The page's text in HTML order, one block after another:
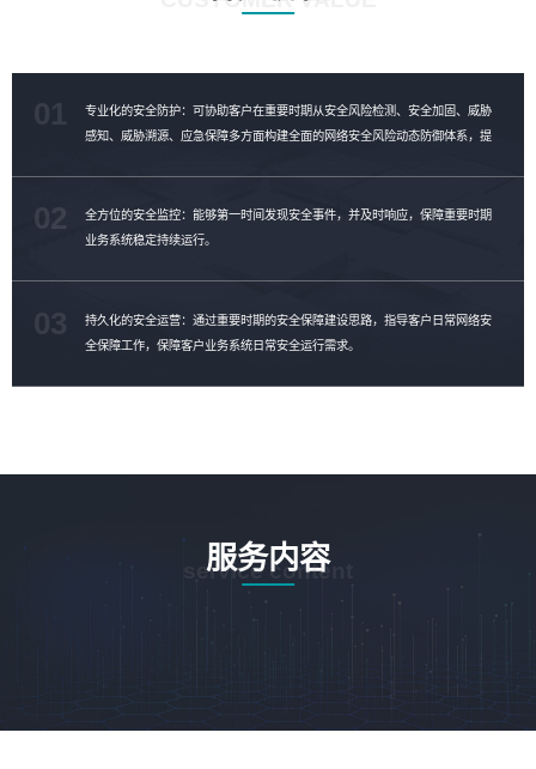
专业化的安全防护：可协助客户在重要时期从安全风险检测、安全加固、威胁
感知、威胁溯源、应急保障多方面构建全面的网络安全风险动态防御体系，提
全方位的安全监控：能够第一时间发现安全事件，并及时响应，保障重要时期
业务系统稳定持续运行。
02
持久化的安全运营：通过重要时期的安全保障建设思路，指导客户日常网络安
全保障工作，保障客户业务系统日常安全运行需求。
03
服务内容
service content